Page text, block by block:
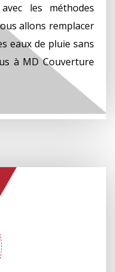
les méthodes
allons remplacer
eaux de pluie sans
à MD Couverture